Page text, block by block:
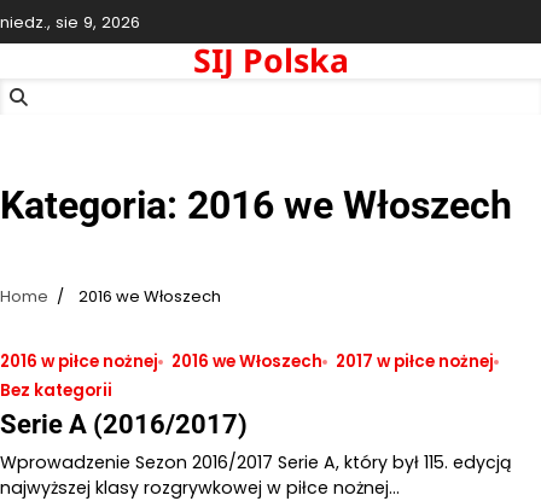
Skip
to
niedz., sie 9, 2026
SIJ Polska
Kategoria: 2016 we Włoszech
Home 2016 we Włoszech
2016 w piłce nożnej 2016 we Włoszech
2017 w piłce nożnej
Bez kategorii
Serie A (2016/2017)
Wprowadzenie Sezon 2016/2017 Serie A, który był 115. edycją
najwyższej klasy rozgrywkowej w piłce nożnej…